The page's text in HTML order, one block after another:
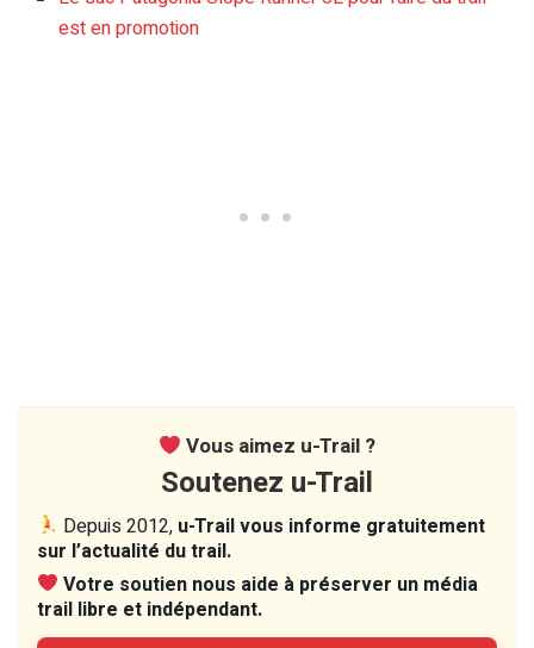
est en promotion
Vous aimez u-Trail ?
Soutenez u-Trail
Depuis 2012, u-Trail vous informe gratuitement
sur l’actualité du trail.
Votre soutien nous aide à préserver un média
trail libre et indépendant.